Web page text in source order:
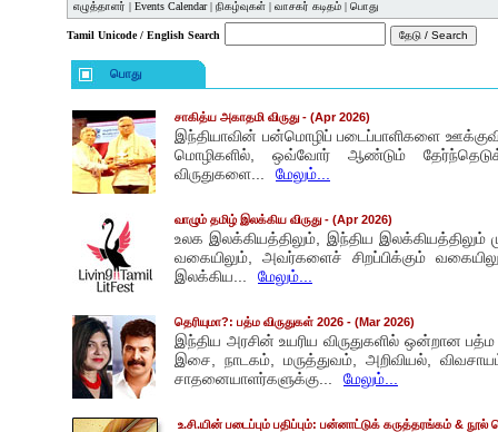
எழுத்தாளர் | Events Calendar| நிகழ்வுகள் | வாசகர் கடிதம் | பொது
Tamil Unicode / English Search
பொது
சாகித்ய அகாதமி விருது - (Apr 2026)
இந்தியாவின் பன்மொழிப் படைப்பாளிகளை
மொழிகளில், ஒவ்வோர் ஆண்டும்
விருதுகளை...
மேலும்...
வாழும் தமிழ் இலக்கிய விருது - (Apr 2026)
உலக இலக்கியத்திலும், இந்திய
வகையிலும், அவர்களைச் சிறப்பிக்கும்
இலக்கிய...
மேலும்...
தெரியுமா?: பத்ம விருதுகள் 2026 - (Mar 2026)
இந்திய அரசின் உயரிய விருதுகளில் ஒன்றான
இசை, நாடகம், மருத்துவம், அறிவியல்,
சாதனையாளர்களுக்கு...
மேலும்...
உ.சி.யின் படைப்பும் பதிப்பும்: பன்னாட்டுக் கருத்தரங்கம் & நூல்